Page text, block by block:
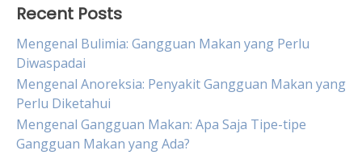
Recent Posts
Mengenal Bulimia: Gangguan Makan yang Perlu
Diwaspadai
Mengenal Anoreksia: Penyakit Gangguan Makan yang
Perlu Diketahui
Mengenal Gangguan Makan: Apa Saja Tipe-tipe
Gangguan Makan yang Ada?